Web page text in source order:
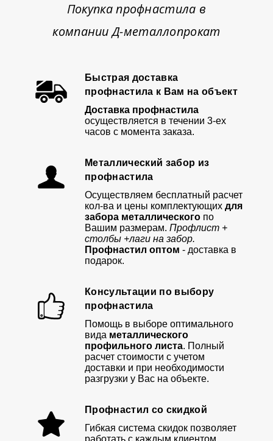
Покупка профнастила в
компании Д-металлопрокат
Быстрая доставка
профнастила к Вам на объект
Доставка профнастила
осуществляется в течении 3-ех
часов с момента заказа.
Металлический забор из
профнастила
Осуществляем бесплатный расчет
кол-ва и цены комплектующих для
забора металлического по
Вашим размерам. Профлист +
столбы +лаги на забор.
Профнастил оптом - доставка в
подарок.
Консультации по выбору
профнастила
Помощь в выборе оптимального
вида металлического
профильного листа. Полный
расчет стоимости с учетом
доставки и при необходимости
разгрузки у Вас на объекте.
Профнастил со скидкой
Гибкая система скидок позволяет